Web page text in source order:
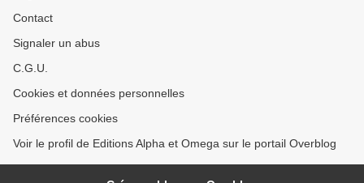
Contact
Signaler un abus
C.G.U.
Cookies et données personnelles
Préférences cookies
Voir le profil de Editions Alpha et Omega sur le portail Overblog